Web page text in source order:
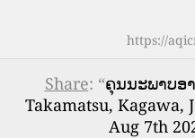
https://
Share: “ຄຸນນະພາບອ
Takamatsu, Kagawa,
Aug 7th